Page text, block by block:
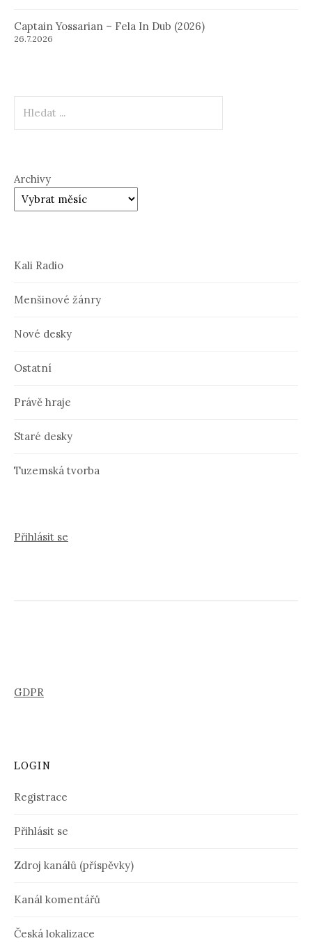
Captain Yossarian – Fela In Dub (2026)
26.7.2026
Archivy
Kali Radio
Menšinové žánry
Nové desky
Ostatní
Právě hraje
Staré desky
Tuzemská tvorba
Přihlásit se
GDPR
LOGIN
Registrace
Přihlásit se
Zdroj kanálů (příspěvky)
Kanál komentářů
Česká lokalizace